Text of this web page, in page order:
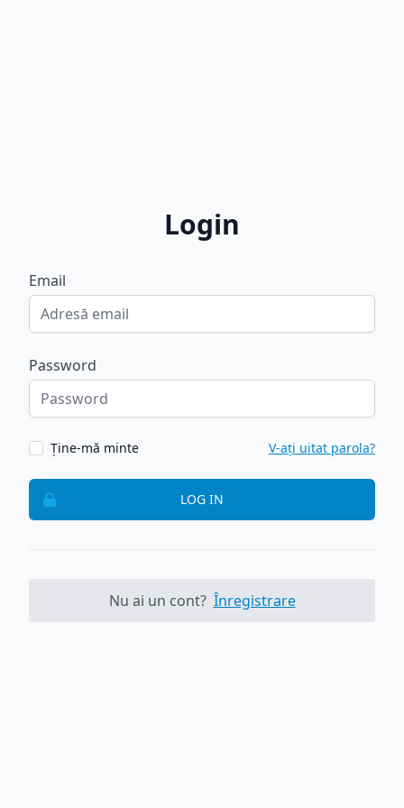
Login
Email
Password
Ține-mă minte V-ați uitat parola?
LOG IN
Nu ai un cont? Înregistrare